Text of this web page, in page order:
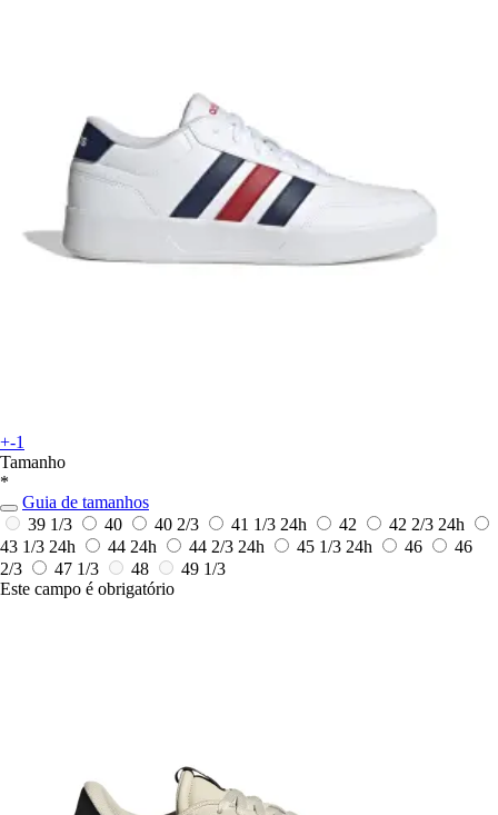
+-1
Tamanho
*
Guia de tamanhos
39 1/3
40 40 2/3 41 1/3 24h 42 42 2/3 24h
43 1/3 24h 44 24h 44 2/3 24h 45 1/3 24h 46
46
2/3
47 1/3 48
49 1/3
Este campo é obrigatório